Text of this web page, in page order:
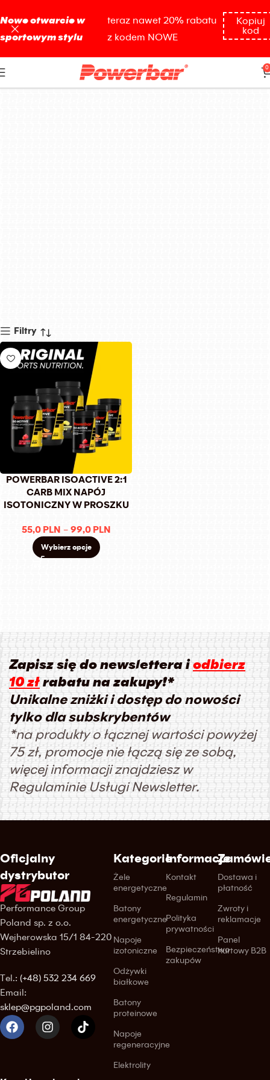
0
1320g
Filtry
POWERBAR ISOACTIVE 2:1
CARB MIX NAPÓJ
ISOTONICZNY W PROSZKU
55,0 PLN – 99,0 PLN
Wybierz opcje
Zapisz się do newslettera iodbierz
10 zł rabatu na zakupy!*
Unikalne zniżki i dostęp do nowości
tylko dla subskrybentów
*na produkty o łącznej wartości powyżej
75 zł, promocje nie łączą się ze sobą,
więcej informacji znajdziesz w
Regulaminie Usługi Newsletter.
Oficjalny
dystrybutor
Performance Group
Poland sp. z o.o.
Wejherowska 15/1 84-220
Strzebielino
Tel.: (+48) 532 234 669
Email:
sklep@pgpoland.com
Kategorie
Żele
energetyczne
Batony
energetyczne
Napoje
izotoniczne
Odżywki
białkowe
Batony
proteinowe
Napoje
regeneracyjne
Elektrolity
Informacje
Kontakt
Regulamin
Polityka
prywatności
Bezpieczeństwo
zakupów
Dostawa i
płatność
Zwroty i
reklamacje
Panel
hurtowy B2B
Nowe otwarcie w
sportowym stylu
teraz nawet 20% rabatu
z kodem NOWE
Kopiuj
kod